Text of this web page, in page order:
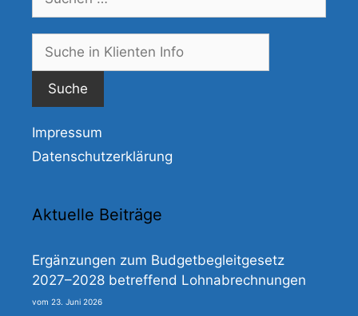
nach:
Impressum
Datenschutzerklärung
Aktuelle Beiträge
Ergänzungen zum Budgetbegleitgesetz
2027–2028 betreffend Lohnabrechnungen
23. Juni 2026